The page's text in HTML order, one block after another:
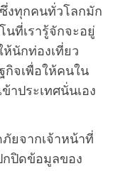
งทุกคนทั่วโลกมัก
ที่เรารู้จักจะอยู่
ห้นักท่องเที่ยว
กิจเพื่อให้คนใน
าประเทศนั่นเอง
ยจากเจ้าหน้าที่
ปิดข้อมูลของ